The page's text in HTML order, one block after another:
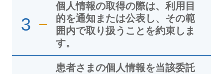
3
個人情報の取得の際は、利用目
的を通知または公表し、その範
囲内で取り扱うことを約束しま
す。
患者さまの個人情報を当該委託